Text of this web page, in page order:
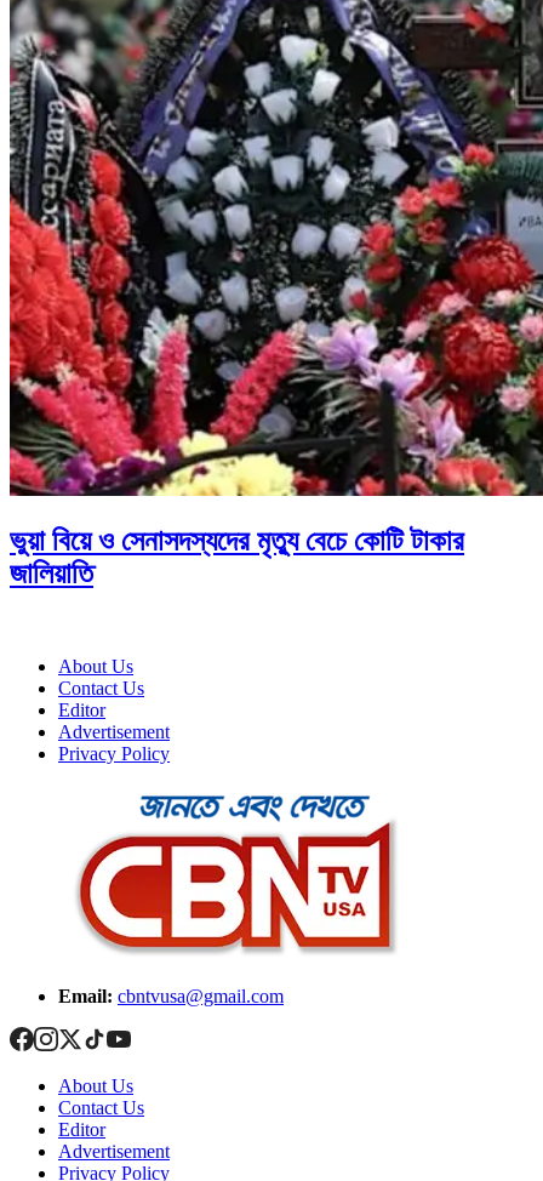
ভুয়া বিয়ে ও সেনাসদস্যদের মৃত্যু বেচে কোটি টাকার
জালিয়াতি
About Us
Contact Us
Editor
Advertisement
Privacy Policy
Email: cbntvusa@gmail.com
About Us
Contact Us
Editor
Advertisement
Privacy Policy